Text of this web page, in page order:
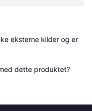
eksterne kilder og er
dette produktet?